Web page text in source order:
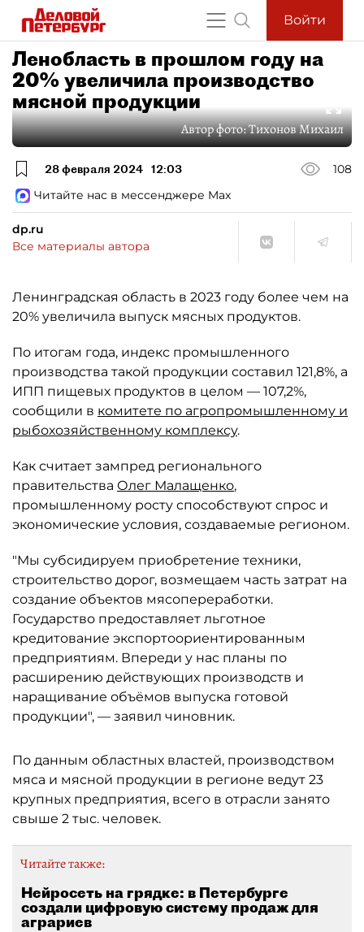
Войти
Ленобласть в прошлом году на
20% увеличила производство
мясной продукции
Автор фото:Тихонов Михаил
28 февраля 2024 12:03
108
Читайте нас в мессенджере Max
dp.ru
Все материалы автора
Ленинградская область в 2023 году более чем на
20% увеличила выпуск мясных продуктов.
По итогам года, индекс промышленного
производства такой продукции составил 121,8%, а
ИПП пищевых продуктов в целом — 107,2%,
сообщили в комитете по агропромышленному и
рыбохозяйственному комплексу.
Как считает зампред регионального
правительства Олег Малащенко,
промышленному росту способствуют спрос и
экономические условия, создаваемые регионом.
"Мы субсидируем приобретение техники,
строительство дорог, возмещаем часть затрат на
создание объектов мясопереработки.
Государство предоставляет льготное
кредитование экспортоориентированным
предприятиям. Впереди у нас планы по
расширению действующих производств и
наращивание объёмов выпуска готовой
продукции", — заявил чиновник.
По данным областных властей, производством
мяса и мясной продукции в регионе ведут 23
крупных предприятия, всего в отрасли занято
свыше 2 тыс. человек.
Читайте также:
Нейросеть на грядке: в Петербурге
создали цифровую систему продаж для
аграриев